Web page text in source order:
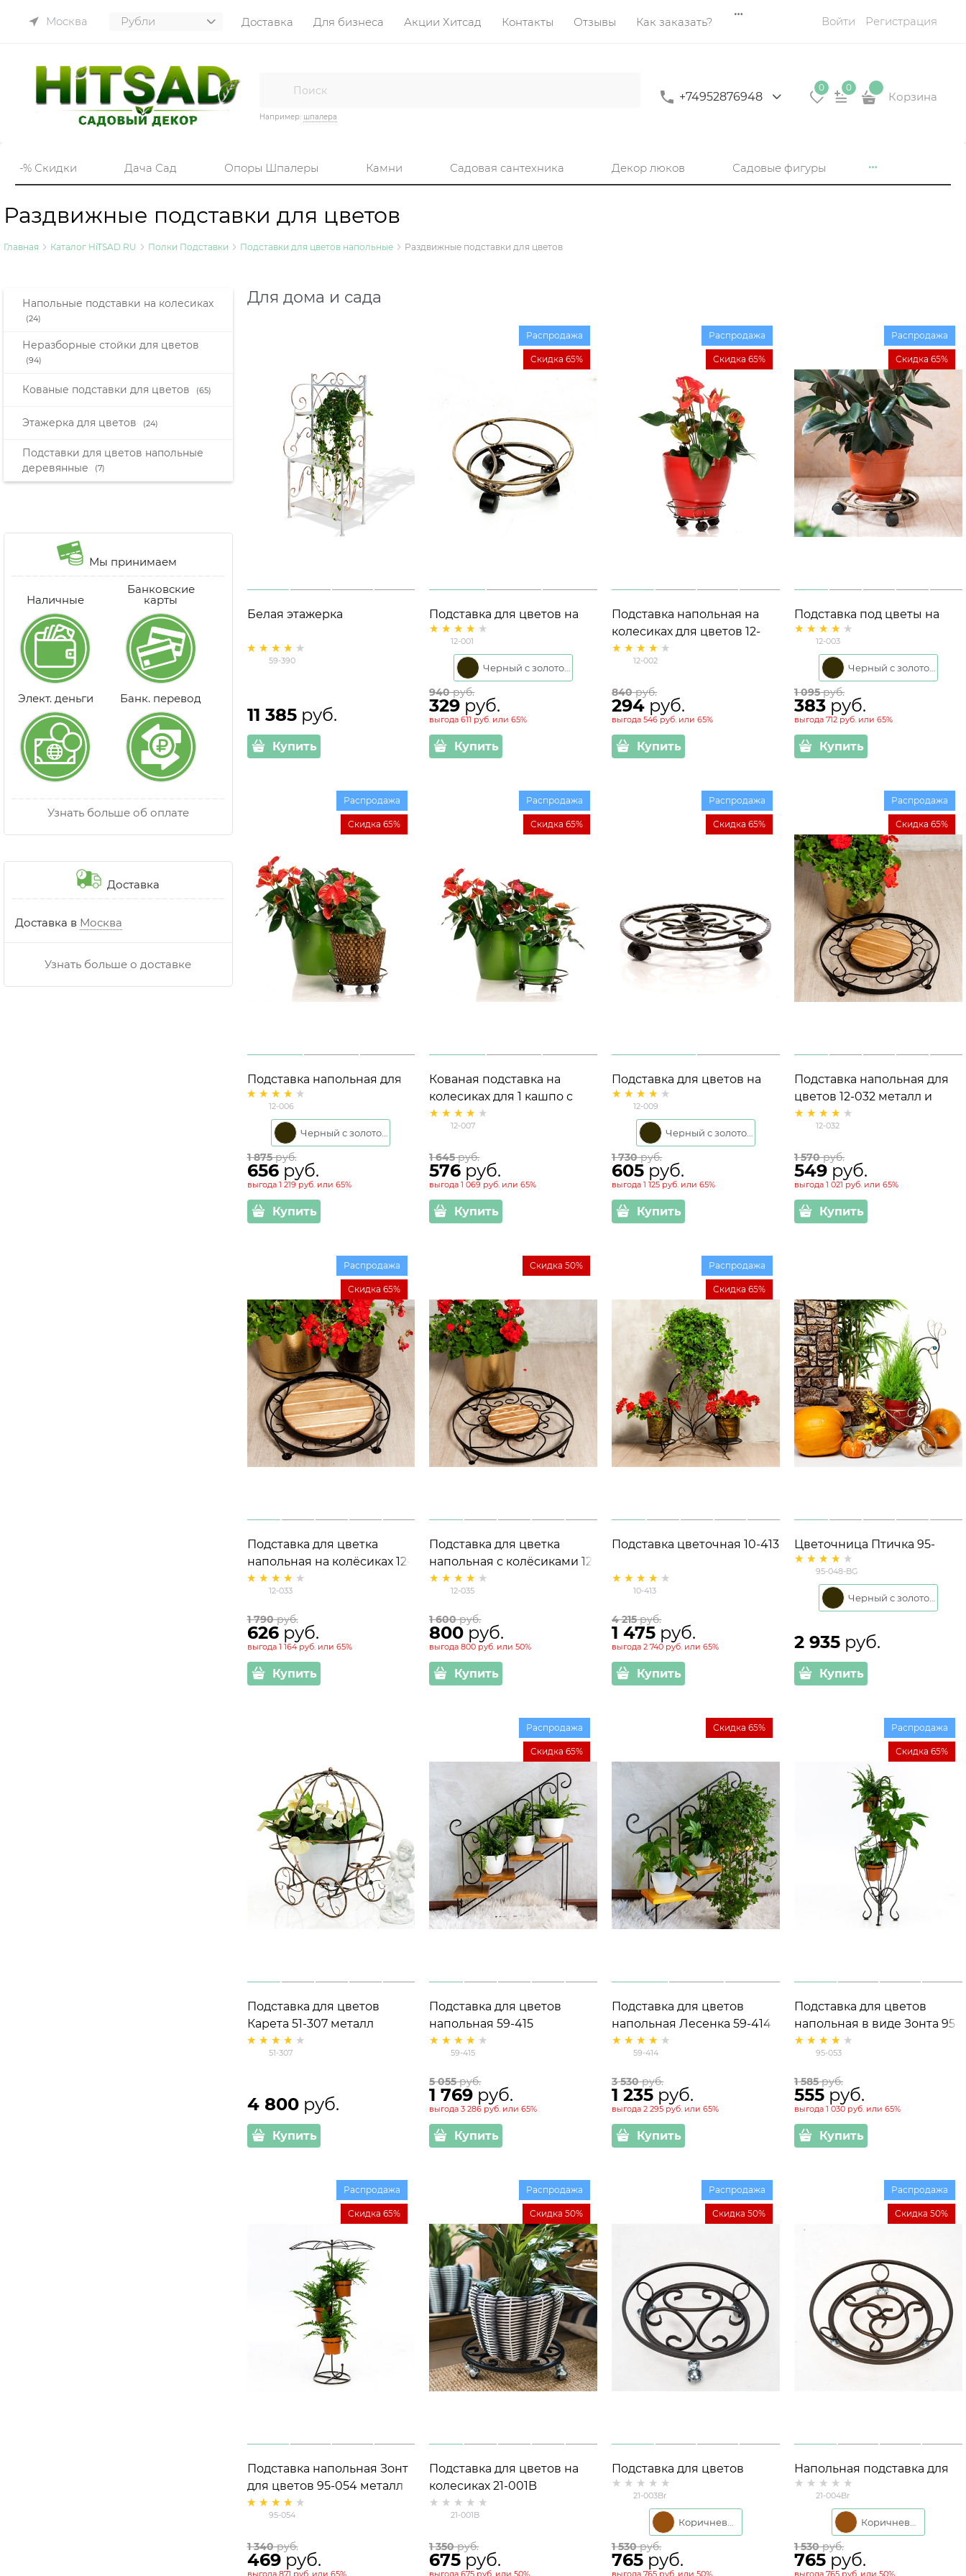
Москва Доставка Для бизнеса Акции Хитсад Контакты Отзывы Как заказать? Войти Регистрация
Например: шпалера
+74952876948
0 0
Корзина
-% Скидки Дача Сад Опоры Шпалеры Камни Садовая сантехника Декор люков Садовые фигуры
Раздвижные подставки для цветов
Главная Каталог HiTSAD.RU Полки Подставки Подставки для цветов напольные Раздвижные подставки для цветов
Напольные подставки на колесиках
(24)
Неразборные стойки для цветов
(94)
Кованые подставки для цветов (65)
Этажерка для цветов (24)
Подставки для цветов напольные
деревянные
(7)
Мы принимаем
Наличные
Банковские
карты
Элект. деньги Банк. перевод
Узнать больше об оплате
Доставка
Доставка в Москва
Узнать больше о доставке
Для дома и сада
Белая этажерка
59-390
11 385 руб.
Купить
Подставка для цветов на
колесиках 12-001 металл
12-001
Распродажа
Скидка 65%
940 руб.
329 руб.
выгода611 руб. или65%
Купить
Подставка напольная на
колесиках для цветов 12-
002
12-002
Распродажа
Скидка 65%
840 руб.
294 руб.
выгода546 руб. или65%
Купить
Подставка под цветы на
колесиках 12-003 d=30 см
12-003
Распродажа
Скидка 65%
1 095 руб.
383 руб.
выгода712 руб. или65%
Купить
Подставка напольная для
цветов 12-006 на колёсиках
12-006
Распродажа
Скидка 65%
1 875 руб.
656 руб.
выгода 1 219 руб.или 65%
Купить
Кованая подставка на
колесиках для 1 кашпо с
цветами 12-007
12-007
Распродажа
Скидка 65%
1 645 руб.
576 руб.
выгода1 069 руб. или65%
Купить
Подставка для цветов на
колесах 12-009 d=39 см
12-009
Распродажа
Скидка 65%
1 730 руб.
605 руб.
выгода1 125 руб. или65%
Купить
Подставка напольная для
цветов 12-032 металл и
дерево
12-032
Распродажа
Скидка 65%
1 570 руб.
549 руб.
выгода1 021 руб. или65%
Купить
Подставка для цветка
напольная на колёсиках 12-
033 металл и дерево
12-033
Распродажа
Скидка 65%
1 790 руб.
626 руб.
выгода 1 164 руб.или 65%
Купить
Подставка для цветка
напольная с колёсиками 12-
035
12-035
Скидка 50%
1 600 руб.
800 руб.
выгода800 руб. или50%
Купить
Подставка цветочная 10-413
10-413
Распродажа
Скидка 65%
4 215 руб.
1 475 руб.
выгода2 740 руб. или65%
Купить
Цветочница Птичка 95-
048-BG
95-048-BG
2 935 руб.
Купить
Подставка для цветов
Карета 51-307 металл
h=64см
51-307
4 800 руб.
Купить
Подставка для цветов
напольная 59-415
59-415
Распродажа
Скидка 65%
5 055 руб.
1 769 руб.
выгода3 286 руб. или65%
Купить
Подставка для цветов
напольная Лесенка 59-414
59-414
Скидка 65%
3 530 руб.
1 235 руб.
выгода2 295 руб. или65%
Купить
Подставка для цветов
напольная в виде Зонта 95-
053 металл d=12 см
95-053
Распродажа
Скидка 65%
1 585 руб.
555 руб.
выгода1 030 руб. или65%
Купить
Подставка напольная Зонт
для цветов 95-054 металл
h= 82см
95-054
Распродажа
Скидка 65%
1 340 руб.
469 руб.
выгода 871 руб. или 65%
Подставка для цветов на
колесиках 21-001B
21-001B
Распродажа
Скидка 50%
1 350 руб.
675 руб.
выгода675 руб. или50%
Подставка для цветов
напольная 21-003
21-003Br
Распродажа
Скидка 50%
1 530 руб.
765 руб.
выгода765 руб. или50%
Напольная подставка для
цветов 21-004
21-004Br
Распродажа
Скидка 50%
1 530 руб.
765 руб.
выгода765 руб. или50%